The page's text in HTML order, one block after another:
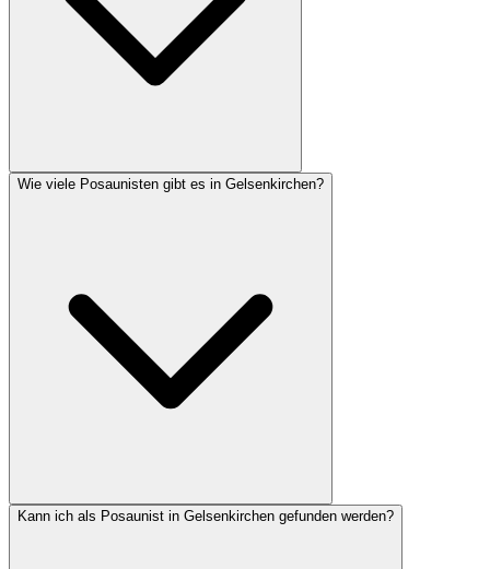
Wie viele Posaunisten gibt es in Gelsenkirchen?
Kann ich als Posaunist in Gelsenkirchen gefunden werden?